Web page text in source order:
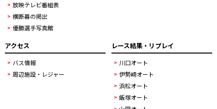
放映テレビ番組表
横断幕の掲出
優勝選手写真館
アクセス
バス情報
周辺施設・レジャー
レース結果・リプレイ
川口オート
伊勢崎オート
浜松オート
飯塚オート